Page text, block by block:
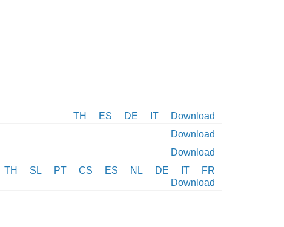
TH ES DE IT
Download
Download
Download
TH SL PT CS ES NL DE IT
FR
Download